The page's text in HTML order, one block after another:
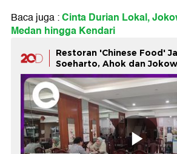
Baca juga :Cinta Durian Lokal,
Medan hingga Kendari
Restoran 'Chinese Food'
Soeharto, Ahok dan